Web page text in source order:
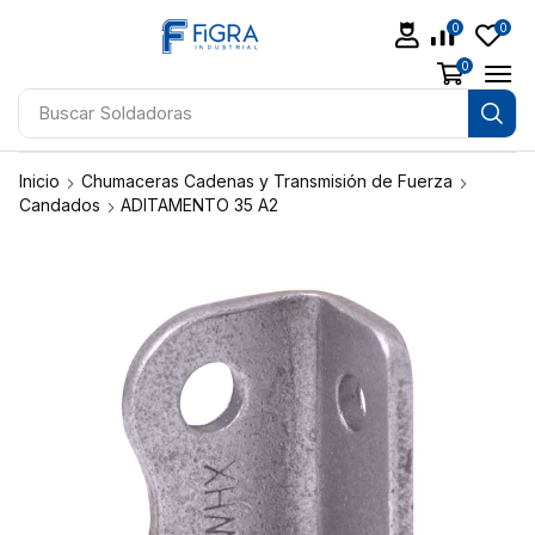
Buscar Soldadoras
0 0
0
Inicio
Chumaceras Cadenas y Transmisión de Fuerza
Candados
ADITAMENTO 35 A2